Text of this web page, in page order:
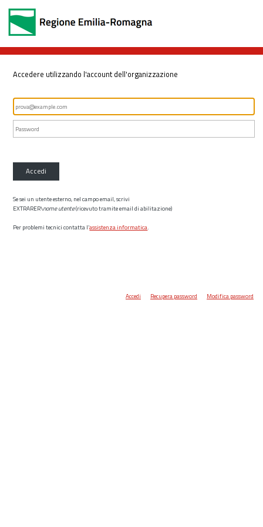
Accedere utilizzando l'account dell'organizzazione
Accedi
Se sei un utente esterno, nel campo email, scrivi
EXTRARER\nome utente(ricevuto tramite email di abilitazione)
Per problemi tecnici contatta l’assistenza informatica.
Accedi Recupera password Modifica password